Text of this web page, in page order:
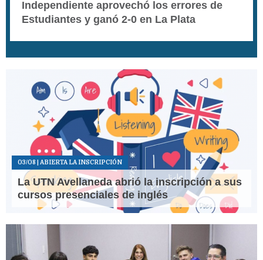
Independiente aprovechó los errores de
Estudiantes y ganó 2-0 en La Plata
03/08 | ABIERTA LA INSCRIPCIÓN
La UTN Avellaneda abrió la inscripción a sus
cursos presenciales de inglés